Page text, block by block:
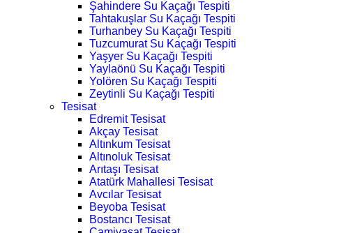
Şahindere Su Kaçağı Tespiti
Tahtakuşlar Su Kaçağı Tespiti
Turhanbey Su Kaçağı Tespiti
Tuzcumurat Su Kaçağı Tespiti
Yaşyer Su Kaçağı Tespiti
Yaylaönü Su Kaçağı Tespiti
Yolören Su Kaçağı Tespiti
Zeytinli Su Kaçağı Tespiti
Tesisat
Edremit Tesisat
Akçay Tesisat
Altınkum Tesisat
Altınoluk Tesisat
Arıtaşı Tesisat
Atatürk Mahallesi Tesisat
Avcılar Tesisat
Beyoba Tesisat
Bostancı Tesisat